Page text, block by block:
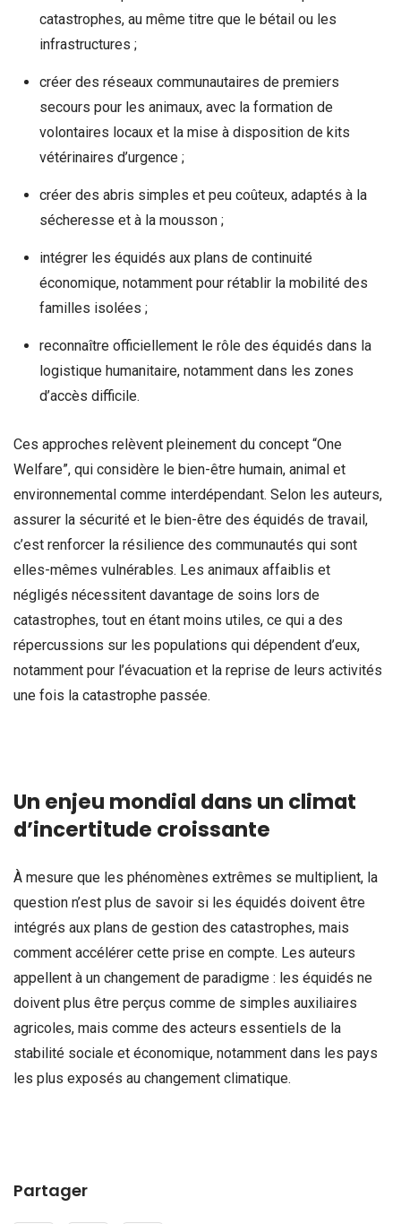
catastrophes, au même titre que le bétail ou les
infrastructures ;
créer des réseaux communautaires de premiers
secours pour les animaux, avec la formation de
volontaires locaux et la mise à disposition de kits
vétérinaires d’urgence ;
créer des abris simples et peu coûteux, adaptés à la
sécheresse et à la mousson ;
intégrer les équidés aux plans de continuité
économique, notamment pour rétablir la mobilité des
familles isolées ;
reconnaître officiellement le rôle des équidés dans la
logistique humanitaire, notamment dans les zones
d’accès difficile.
Ces approches relèvent pleinement du concept “One
Welfare”, qui considère le bien-être humain, animal et
environnemental comme interdépendant. Selon les auteurs,
assurer la sécurité et le bien-être des équidés de travail,
c’est renforcer la résilience des communautés qui sont
elles-mêmes vulnérables. Les animaux affaiblis et
négligés nécessitent davantage de soins lors de
catastrophes, tout en étant moins utiles, ce qui a des
répercussions sur les populations qui dépendent d’eux,
notamment pour l’évacuation et la reprise de leurs activités
une fois la catastrophe passée.
Un enjeu mondial dans un climat
d’incertitude croissante
À mesure que les phénomènes extrêmes se multiplient, la
question n’est plus de savoir si les équidés doivent être
intégrés aux plans de gestion des catastrophes, mais
comment accélérer cette prise en compte. Les auteurs
appellent à un changement de paradigme : les équidés ne
doivent plus être perçus comme de simples auxiliaires
agricoles, mais comme des acteurs essentiels de la
stabilité sociale et économique, notamment dans les pays
les plus exposés au changement climatique.
Partager